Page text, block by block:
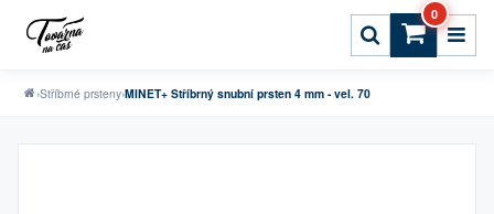
0
›Stříbrné prsteny›MINET+ Stříbrný snubní prsten 4 mm - vel. 70